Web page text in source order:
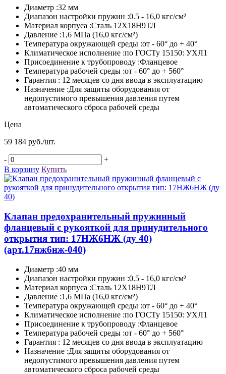
Диаметр :32 мм
Диапазон настройки пружин :0.5 - 16,0 кгс/см²
Материал корпуса :Сталь 12Х18Н9ТЛ
Давление :1,6 МПа (16,0 кгс/см²)
Температура окружающей среды :от - 60° до + 40°
Климатическое исполнение :по ГОСТу 15150: УХЛ1
Присоединение к трубопроводу :Фланцевое
Температура рабочей среды :от - 60° до + 560°
Гарантия : 12 месяцев со дня ввода в эксплуатацию
Назначение :Для защиты оборудования от
недопустимого превышения давления путем
автоматического сброса рабочей среды
Цена
59 184 руб./шт.
-
+
В корзину Купить
Клапан предохранительный пружинный
фланцевый с рукояткой для принудительного
открытия тип: 17НЖ6НЖ (ду 40)
(арт.17нж6нж-040)
Диаметр :40 мм
Диапазон настройки пружин :0.5 - 16,0 кгс/см²
Материал корпуса :Сталь 12Х18Н9ТЛ
Давление :1,6 МПа (16,0 кгс/см²)
Температура окружающей среды :от - 60° до + 40°
Климатическое исполнение :по ГОСТу 15150: УХЛ1
Присоединение к трубопроводу :Фланцевое
Температура рабочей среды :от - 60° до + 560°
Гарантия : 12 месяцев со дня ввода в эксплуатацию
Назначение :Для защиты оборудования от
недопустимого превышения давления путем
автоматического сброса рабочей среды